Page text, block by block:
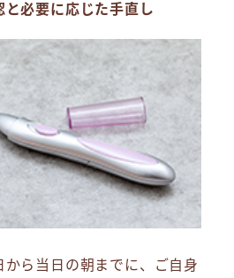
と必要に応じた手直し
から当日の朝までに、ご自身